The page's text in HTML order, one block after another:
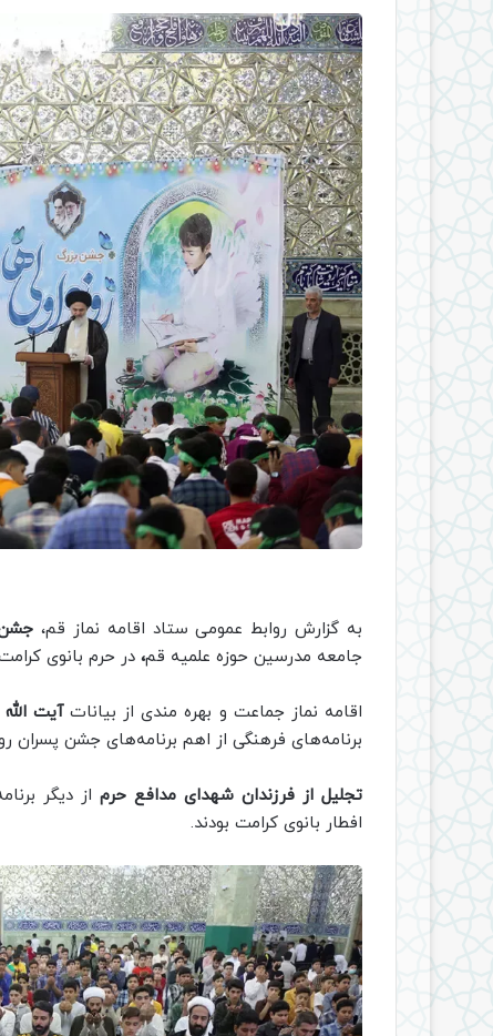
به گزارش روابط عمومی ستاد اقامه نماز قم، جشن
جامعه مدرسین حوزه علمیه قم، در حرم بانوی
اقامه نماز جماعت و بهره مندی از بیاناتآیت
برنامه‌های فرهنگی از اهم برنامه‌های جشن پسران
تجلیل از فرزندان شهدای مدافع حرم از دیگر
افطار بانوی کرامت بودند.